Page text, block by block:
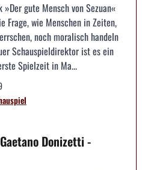
gute Mensch von Sezuan«
Frage, wie Menschen in Zeiten,
noch moralisch handeln
Schauspieldirektor ist es ein
Spielzeit in Ma...
Donizetti -